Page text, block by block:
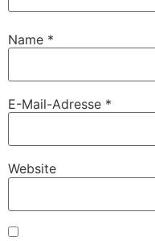
Name *
E-Mail-Adresse *
Website